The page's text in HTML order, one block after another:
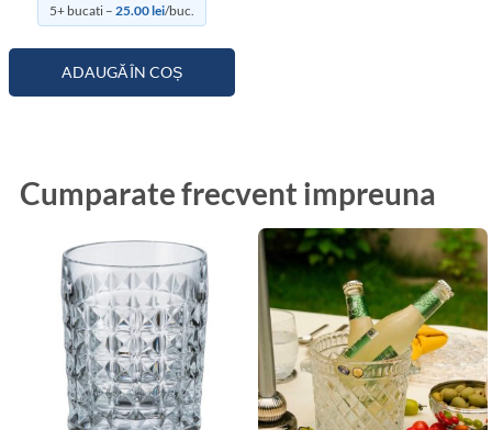
5+ bucati – 25.00lei/buc.
ADAUGĂ ÎN COȘ
Cumparate frecvent impreuna